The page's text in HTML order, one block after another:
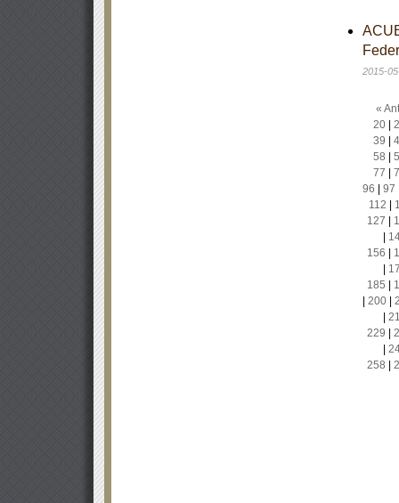
2015-
«
20|
39
58
77
96
97
112
127
156
185
200|
229
258